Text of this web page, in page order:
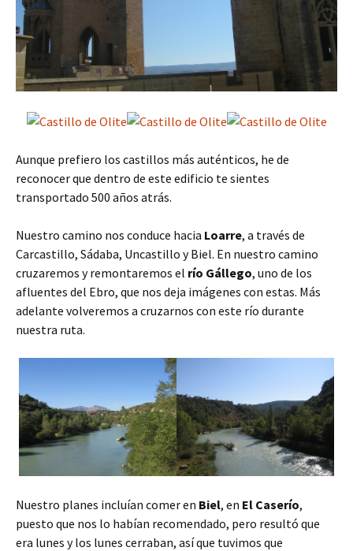
Aunque prefiero los castillos más auténticos, he de
reconocer que dentro de este edificio te sientes
transportado 500 años atrás.
Nuestro camino nos conduce hacia Loarre, a través de
Carcastillo, Sádaba, Uncastillo y Biel. En nuestro camino
cruzaremos y remontaremos el río Gállego, uno de los
afluentes del Ebro, que nos deja imágenes con estas. Más
adelante volveremos a cruzarnos con este río durante
nuestra ruta.
Nuestro planes incluían comer en Biel, en El Caserío,
puesto que nos lo habían recomendado, pero resultó que
era lunes y los lunes cerraban, así que tuvimos que